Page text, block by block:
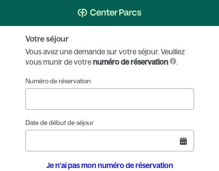
Votre séjour
Vous avez une demande sur votre séjour. Veuillez
vous munir de votrenuméro de réservation .
Numéro de réservation
Date de début de séjour
Je n’ai pas mon numéro de réservation